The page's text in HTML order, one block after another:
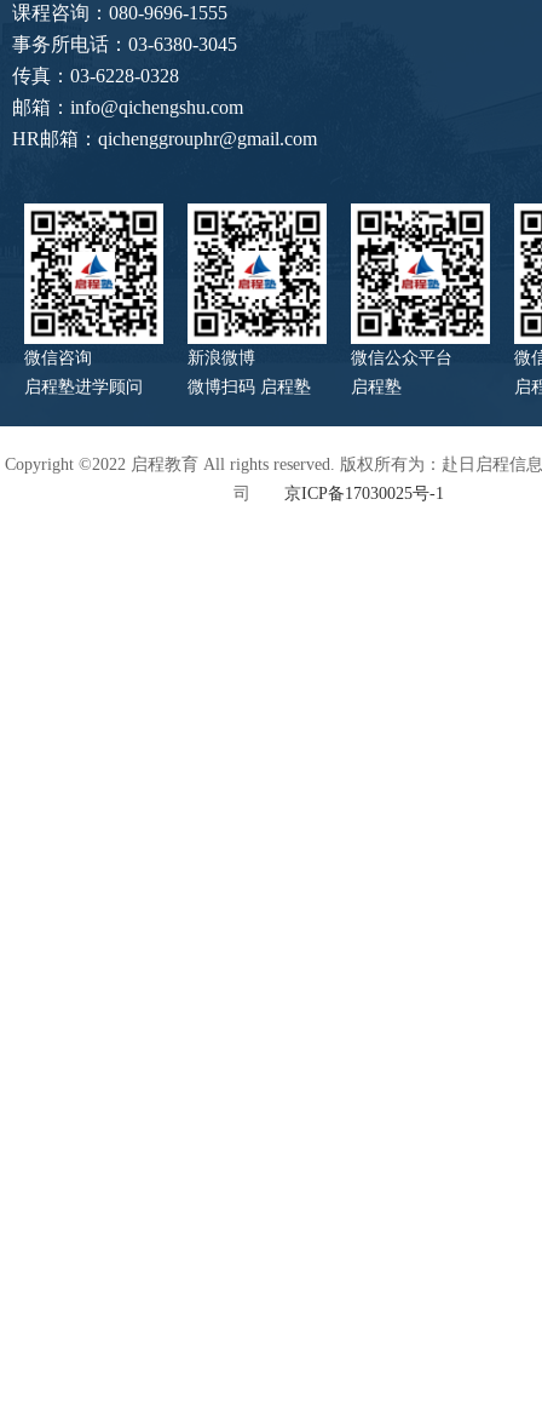
课程咨询：080-9696-1555
事务所电话：03-6380-3045
传真：03-6228-0328
邮箱：info@qichengshu.com
HR邮箱：qichenggrouphr@gmail.com
微信咨询
启程塾进学顾问
新浪微博
微博扫码 启程塾
微信公众平台
启程塾
微
启
Copyright ©2022 启程教育 All rights reserved. 版权所有为：赴日启程信
司 京ICP备17030025号-1